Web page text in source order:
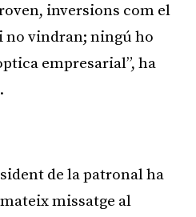
inversions com el
vindran; ningú ho
empresarial”, ha
de la patronal ha
missatge al